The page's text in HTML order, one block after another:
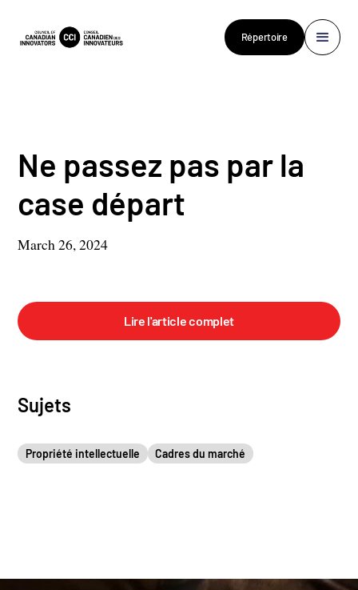
Répertoire
Ne passez pas par la
case départ
March 26, 2024
Lire l'article complet
Sujets
Propriété intellectuelle Cadres du marché